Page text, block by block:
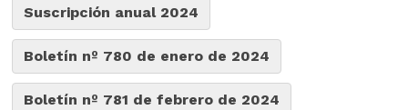
Suscripción anual 2024
Boletín nº 780 de enero de 2024
Boletín nº 781 de febrero de 2024